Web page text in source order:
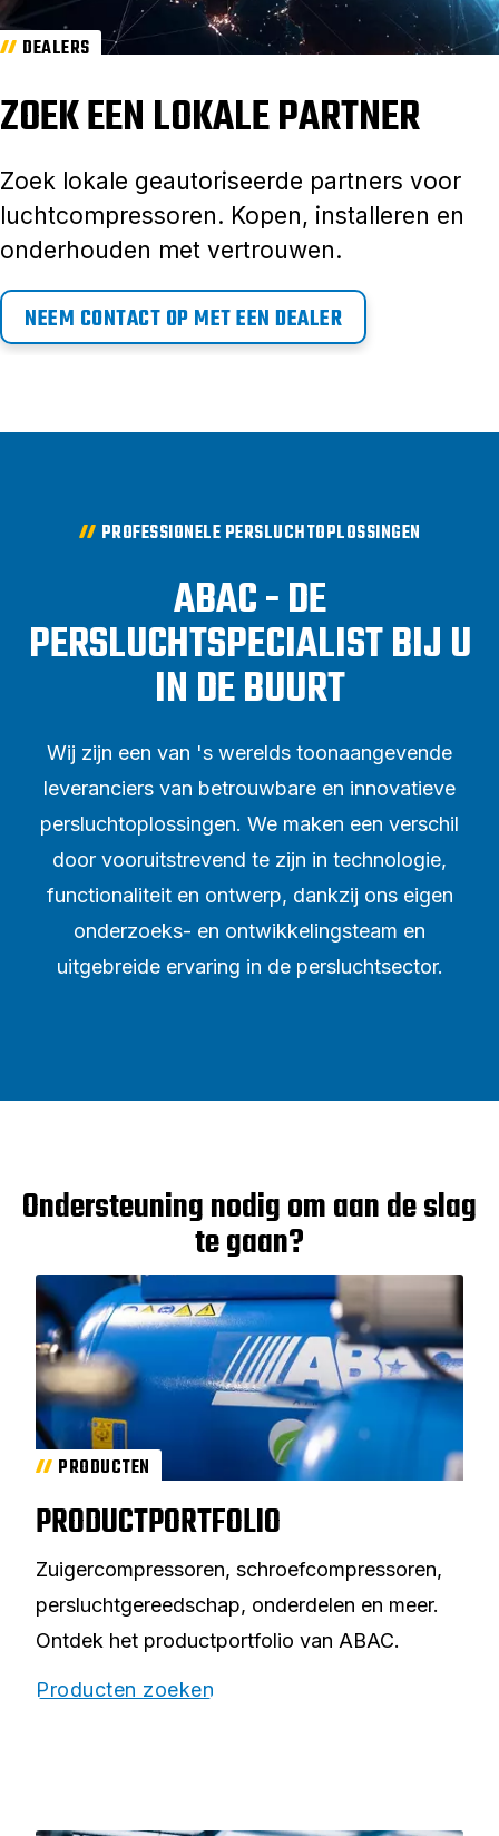
DEALERS
ZOEK EEN LOKALE PARTNER
Zoek lokale geautoriseerde partners voor
luchtcompressoren. Kopen, installeren en
onderhouden met vertrouwen.
NEEM CONTACT OP MET EEN DEALER
PROFESSIONELE PERSLUCHTOPLOSSINGEN
ABAC - DE
PERSLUCHTSPECIALIST BIJ U
IN DE BUURT
Wij zijn een van 's werelds toonaangevende
leveranciers van betrouwbare en innovatieve
persluchtoplossingen. We maken een verschil
door vooruitstrevend te zijn in technologie,
functionaliteit en ontwerp, dankzij ons eigen
onderzoeks- en ontwikkelingsteam en
uitgebreide ervaring in de persluchtsector.
Ondersteuning nodig om aan de slag
te gaan?
PRODUCTEN
PRODUCTPORTFOLIO
Zuigercompressoren, schroefcompressoren,
persluchtgereedschap, onderdelen en meer.
Ontdek het productportfolio van ABAC.
Producten zoeken